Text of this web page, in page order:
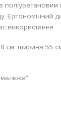
поліуретановим
Ергономічний
використання.
см, ширина 55